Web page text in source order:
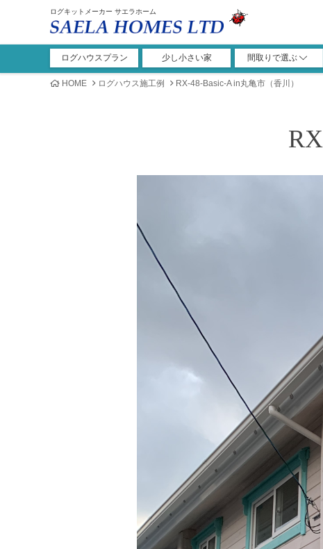
ログキットメーカー サエラホーム
ログハウスプラン 少し小さい家
間取りで選ぶ
1ROOM
1ROOM+ロフト
1LDK
1LDK+ロフト
2LDK
2LDK+ロフト
3LDK
3LDK+ロフト
4LDK
4LDK+ロフト
5LDK
ガレージ
その他
HOME ログハウス施工例 RX-48-Basic-A in丸亀市（香川）